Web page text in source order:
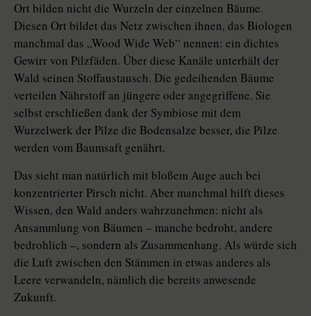
Ort bilden nicht die Wurzeln der einzelnen Bäume.
Diesen Ort bildet das Netz zwischen ihnen, das Biologen
manchmal das „Wood Wide Web“ nennen: ein dichtes
Gewirr von Pilzfäden. Über diese Kanäle unterhält der
Wald seinen Stoffaustausch. Die gedeihenden Bäume
verteilen Nährstoff an jüngere oder angegriffene. Sie
selbst erschließen dank der Symbiose mit dem
Wurzelwerk der Pilze die Bodensalze besser, die Pilze
werden vom Baumsaft genährt.
Das sieht man natürlich mit bloßem Auge auch bei
konzentrierter Pirsch nicht. Aber manchmal hilft dieses
Wissen, den Wald anders wahrzunehmen: nicht als
Ansammlung von Bäumen – manche bedroht, andere
bedrohlich –, sondern als Zusammenhang. Als würde sich
die Luft zwischen den Stämmen in etwas anderes als
Leere verwandeln, nämlich die bereits anwesende
Zukunft.